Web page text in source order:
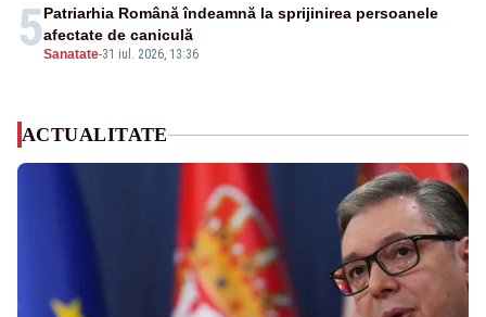
5Sanatate-31 iul. 2026, 13:36
Patriarhia Română îndeamnă la sprijinirea persoanele
afectate de caniculă
ACTUALITATE